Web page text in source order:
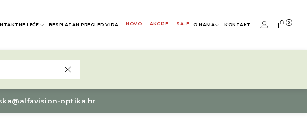
LEĆE BESPLATAN PREGLED VIDA NOVO AKCIJE SALE O NAMA KONTAKT 0
optika.hr